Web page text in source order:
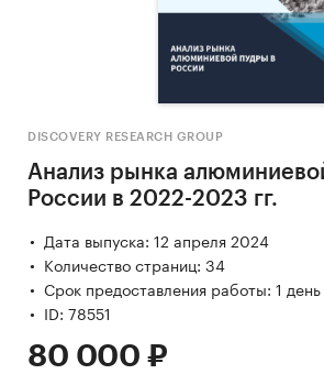
DISCOVERY RESEARCH GROUP
Анализ рынка
России в 2022-2023 гг.
Дата выпуска: 12 апреля 2024
Количество страниц: 34
Срок предоставления работы: 1 день
ID: 78551
80 000 ₽